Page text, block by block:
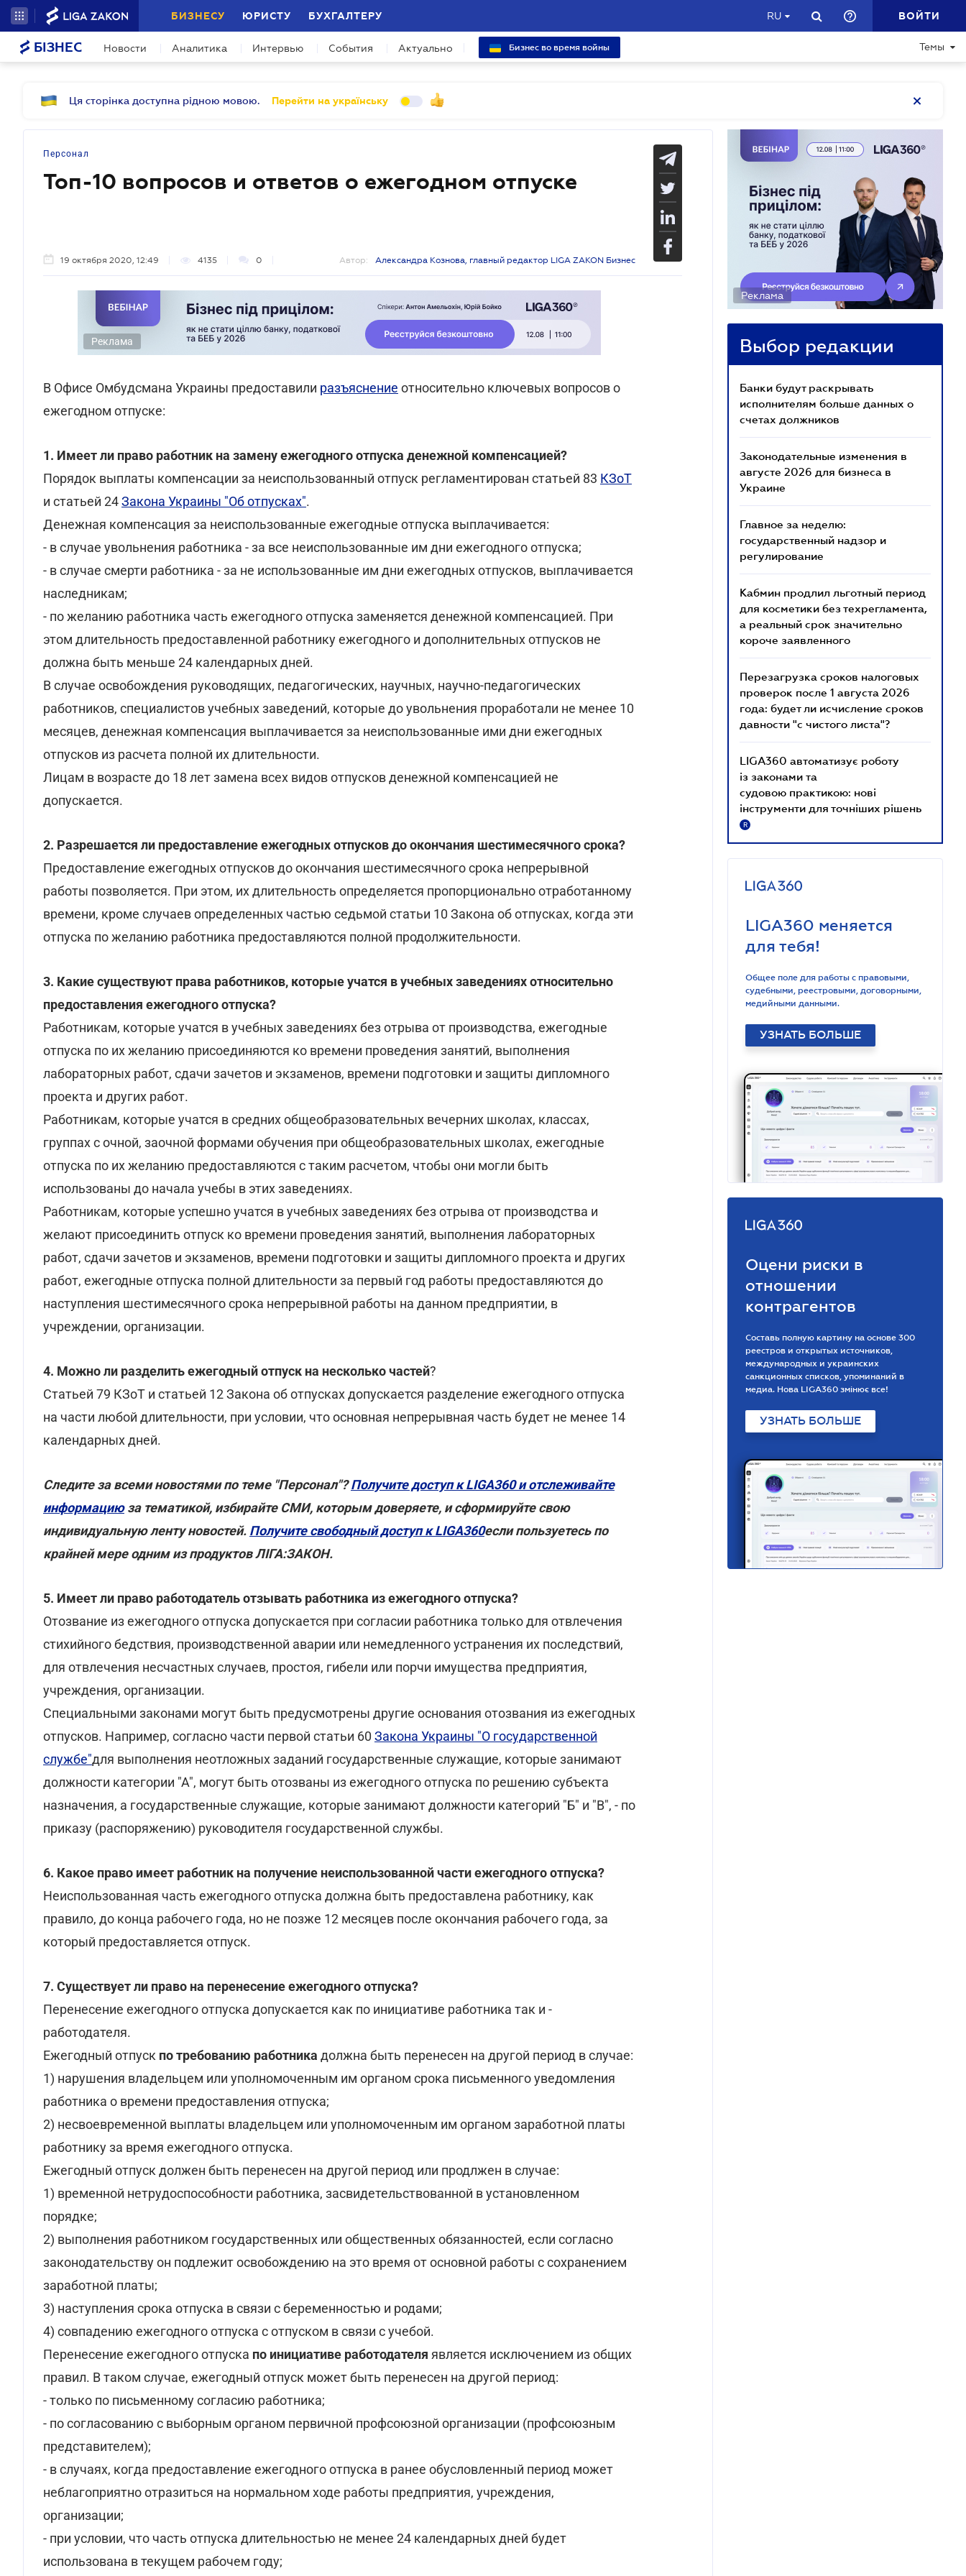
БИЗНЕСУ ЮРИСТУ БУХГАЛТЕРУ RU ВОЙТИ
БІЗНЕС Новости Аналитика Интервью События Актуально Бизнес во время войны Темы
Ця сторінка доступна рідною мовою. Перейти на українську
Персонал
Топ-10 вопросов и ответов о ежегодном отпуске
19 октября 2020, 12:49 4135 0 Автор: Александра Кознова, главный редактор LIGA ZAKON Бизнес
Реклама
В Офисе Омбудсмана Украины предоставили разъяснение относительно ключевых вопросов о
ежегодном отпуске:
1. Имеет ли право работник на замену ежегодного отпуска денежной компенсацией?
Порядок выплаты компенсации за неиспользованный отпуск регламентирован статьей 83 КЗоТ
и статьей 24Закона Украины "Об отпусках".
Денежная компенсация за неиспользованные ежегодные отпуска выплачивается:
- в случае увольнения работника - за все неиспользованные им дни ежегодного отпуска;
- в случае смерти работника - за не использованные им дни ежегодных отпусков, выплачивается
наследникам;
- по желанию работника часть ежегодного отпуска заменяется денежной компенсацией. При
этом длительность предоставленной работнику ежегодного и дополнительных отпусков не
должна быть меньше 24 календарных дней.
В случае освобождения руководящих, педагогических, научных, научно-педагогических
работников, специалистов учебных заведений, которые до увольнения проработали не менее 10
месяцев, денежная компенсация выплачивается за неиспользованные ими дни ежегодных
отпусков из расчета полной их длительности.
Лицам в возрасте до 18 лет замена всех видов отпусков денежной компенсацией не
допускается.
2. Разрешается ли предоставление ежегодных отпусков до окончания шестимесячного срока?
Предоставление ежегодных отпусков до окончания шестимесячного срока непрерывной
работы позволяется. При этом, их длительность определяется пропорционально отработанному
времени, кроме случаев определенных частью седьмой статьи 10 Закона об отпусках, когда эти
отпуска по желанию работника предоставляются полной продолжительности.
3. Какие существуют права работников, которые учатся в учебных заведениях относительно
предоставления ежегодного отпуска?
Работникам, которые учатся в учебных заведениях без отрыва от производства, ежегодные
отпуска по их желанию присоединяются ко времени проведения занятий, выполнения
лабораторных работ, сдачи зачетов и экзаменов, времени подготовки и защиты дипломного
проекта и других работ.
Работникам, которые учатся в средних общеобразовательных вечерних школах, классах,
группах с очной, заочной формами обучения при общеобразовательных школах, ежегодные
отпуска по их желанию предоставляются с таким расчетом, чтобы они могли быть
использованы до начала учебы в этих заведениях.
Работникам, которые успешно учатся в учебных заведениях без отрыва от производства и
желают присоединить отпуск ко времени проведения занятий, выполнения лабораторных
работ, сдачи зачетов и экзаменов, времени подготовки и защиты дипломного проекта и других
работ, ежегодные отпуска полной длительности за первый год работы предоставляются до
наступления шестимесячного срока непрерывной работы на данном предприятии, в
учреждении, организации.
4. Можно ли разделить ежегодный отпуск на несколько частей?
Статьей 79 КЗоТ и статьей 12 Закона об отпусках допускается разделение ежегодного отпуска
на части любой длительности, при условии, что основная непрерывная часть будет не менее 14
календарных дней.
Следите за всеми новостями по теме "Персонал"?Получите доступ к LIGA360 и отслеживайте
информациюза тематикой, избирайте СМИ, которым доверяете, и сформируйте свою
индивидуальную ленту новостей. Получите свободный доступ к LIGA360если пользуетесь по
крайней мере одним из продуктов ЛІГА:ЗАКОН.
5. Имеет ли право работодатель отзывать работника из ежегодного отпуска?
Отозвание из ежегодного отпуска допускается при согласии работника только для отвлечения
стихийного бедствия, производственной аварии или немедленного устранения их последствий,
для отвлечения несчастных случаев, простоя, гибели или порчи имущества предприятия,
учреждения, организации.
Специальными законами могут быть предусмотрены другие основания отозвания из ежегодных
отпусков. Например, согласно части первой статьи 60 Закона Украины "О государственной
службе"для выполнения неотложных заданий государственные служащие, которые занимают
должности категории "А", могут быть отозваны из ежегодного отпуска по решению субъекта
назначения, а государственные служащие, которые занимают должности категорий "Б" и "В", - по
приказу (распоряжению) руководителя государственной службы.
6. Какое право имеет работник на получение неиспользованной части ежегодного отпуска?
Неиспользованная часть ежегодного отпуска должна быть предоставлена работнику, как
правило, до конца рабочего года, но не позже 12 месяцев после окончания рабочего года, за
который предоставляется отпуск.
7. Существует ли право на перенесение ежегодного отпуска?
Перенесение ежегодного отпуска допускается как по инициативе работника так и -
работодателя.
Ежегодный отпуск по требованию работника должна быть перенесен на другой период в случае:
1) нарушения владельцем или уполномоченным им органом срока письменного уведомления
работника о времени предоставления отпуска;
2) несвоевременной выплаты владельцем или уполномоченным им органом заработной платы
работнику за время ежегодного отпуска.
Ежегодный отпуск должен быть перенесен на другой период или продлжен в случае:
1) временной нетрудоспособности работника, засвидетельствованной в установленном
порядке;
2) выполнения работником государственных или общественных обязанностей, если согласно
законодательству он подлежит освобождению на это время от основной работы с сохранением
заработной платы;
3) наступления срока отпуска в связи с беременностью и родами;
4) совпадению ежегодного отпуска с отпуском в связи с учебой.
Перенесение ежегодного отпуска по инициативе работодателя является исключением из общих
правил. В таком случае, ежегодный отпуск может быть перенесен на другой период:
- только по письменному согласию работника;
- по согласованию с выборным органом первичной профсоюзной организации (профсоюзным
представителем);
- в случаях, когда предоставление ежегодного отпуска в ранее обусловленный период может
неблагоприятно отразиться на нормальном ходе работы предприятия, учреждения,
организации;
- при условии, что часть отпуска длительностью не менее 24 календарных дней будет
использована в текущем рабочем году;
Реклама
Выбор редакции
Банки будут раскрывать
исполнителям больше данных о
счетах должников
Законодательные изменения в
августе 2026 для бизнеса в
Украине
Главное за неделю:
государственный надзор и
регулирование
Кабмин продлил льготный период
для косметики без техрегламента,
а реальный срок значительно
короче заявленного
Перезагрузка сроков налоговых
проверок после 1 августа 2026
года: будет ли исчисление сроков
давности "с чистого листа"?
LIGA360 автоматизує роботу
із законами та
судовою практикою: нові
інструменти для точніших рішень
R
LIGA360 меняется
для тебя!
Общее поле для работы с правовыми,
судебными, реестровыми, договорными,
медийными данными.
УЗНАТЬ БОЛЬШЕ
Оцени риски в
отношении
контрагентов
Составь полную картину на основе 300
реестров и открытых источников,
международных и украинских
санкционных списков, упоминаний в
медиа. Нова LIGA360 змінює все!
УЗНАТЬ БОЛЬШЕ